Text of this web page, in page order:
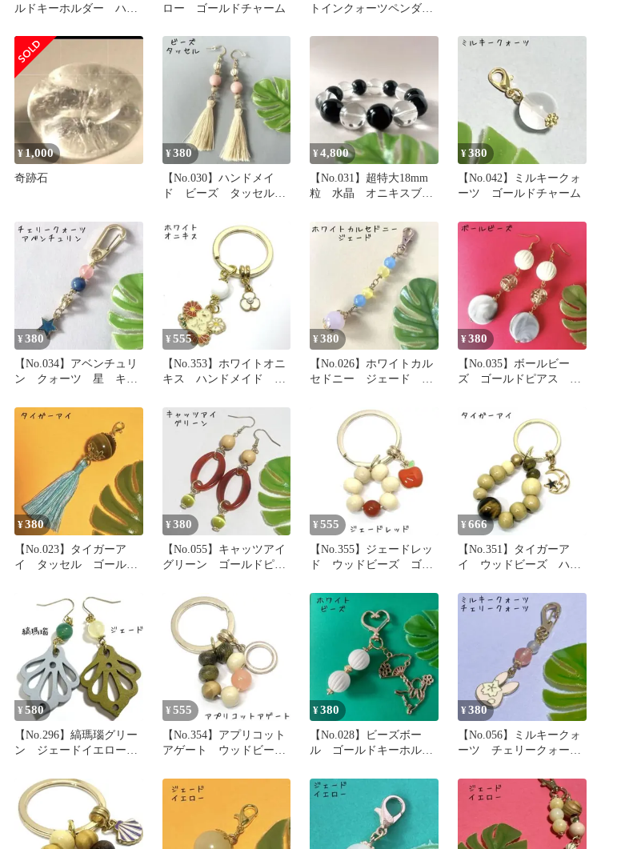
ルドキーホルダー ハー
ロー ゴールドチャーム
トインクォーツペンダン
¥1,000
奇跡石
¥380
【No.030】ハンドメイ
ド ビーズ タッセル
¥4,800
【No.031】超特大18mm
粒 水晶 オニキスブレ
ズ 新品
¥380
【No.042】ミルキークォ
ーツ ゴールドチャーム
¥380
【No.034】アベンチュリ
ン クォーツ 星 キー
¥ 555
【No.353】ホワイトオニ
キス ハンドメイド ゴ
¥380
【No.026】ホワイトカル
セドニー ジェード キ
¥380
【No.035】ボールビー
ズ ゴールドピアス ハ
¥380
【No.023】タイガーア
イ タッセル ゴールド
¥380
【No.055】キャッツアイ
グリーン ゴールドピア
¥ 555
【No.355】ジェードレッ
ド ウッドビーズ ゴー
¥ 666
【No.351】タイガーア
イ ウッドビーズ ハン
¥ 580
【No.296】縞瑪瑙グリー
ン ジェードイエロー
¥ 555
【No.354】アプリコット
アゲート ウッドビー
ー
¥380
【No.028】ビーズボー
ル ゴールドキーホルダ
未使用
¥380
【No.056】ミルキークォ
ーツ チェリークォー
ー